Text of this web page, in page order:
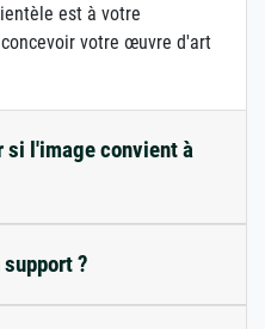
est à votre
votre œuvre d'art
si l'image convient à
?